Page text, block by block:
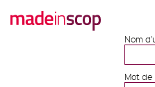
Nom
Mot de